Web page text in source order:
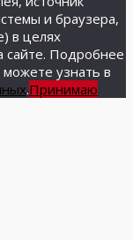
и браузера,
в целях
сайте. Подробнее
узнать в
.Принимаю